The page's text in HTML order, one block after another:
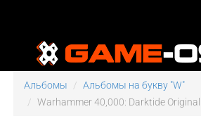
Альбомы
Альбомы на букву "W"
Warhammer 40,000: Darktide